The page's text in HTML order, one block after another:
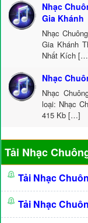
Nhạc
Gia Khánh
Nhạc
Gia Khánh
Nhất Kích
Nhạc
Nhạc
loại: Nhạc
415 Kb […]
Tải Nhạc
Tải Nhạc
Tải Nhạc